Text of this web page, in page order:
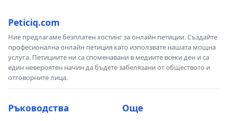
Peticiq.com
Ние предлагаме безплатен хостинг за онлайн петиции. Създайте
професионална онлайн петиция като използвате нашата мощна
услуга. Петициите ни са споменавани в медиите всеки ден и са
един невероятен начин да бъдете забелязани от обществото и
отговорните лица.
Ръководства Още